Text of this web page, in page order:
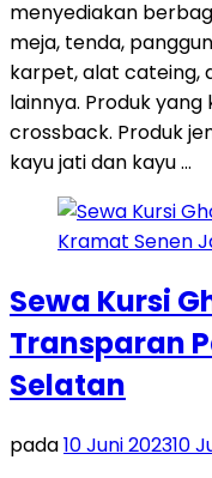
menyediakan
meja, tenda,
karpet, alat cateing,
lainnya. Produk
crossback. Produk
kayu jati dan kayu …
Sewa Kursi
Transparan
Selatan
pada10 Juni 202310